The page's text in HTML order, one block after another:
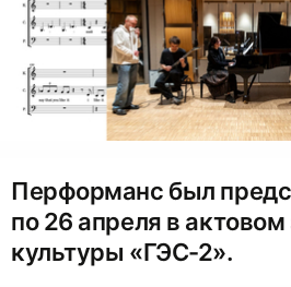
Перформанс был
по 26 апреля в
культуры «ГЭС-2».